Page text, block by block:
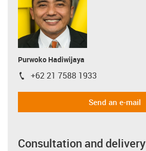
Purwoko Hadiwijaya
igus-icon-phone
+62 21 7588 1933
Send an e-mail
Consultation and delivery